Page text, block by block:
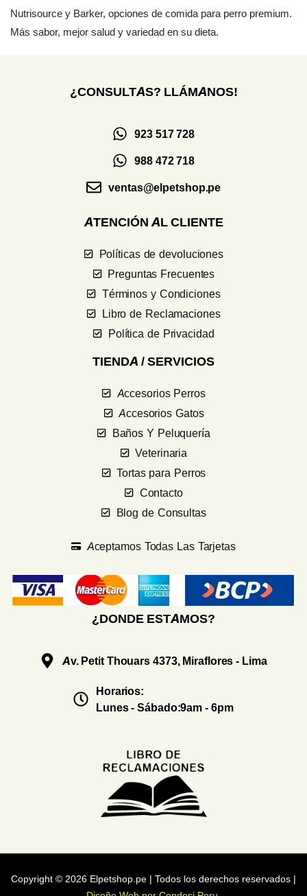
Nutrisource y Barker, opciones de comida para perro premium.
Más sabor, mejor salud y variedad en su dieta.
¿CONSULTAS? LLÁMANOS!
923 517 728
988 472 718
ventas@elpetshop.pe
ATENCIÓN AL CLIENTE
Políticas de devoluciones
Preguntas Frecuentes
Términos y Condiciones
Libro de Reclamaciones
Política de Privacidad
TIENDA / SERVICIOS
Accesorios Perros
Accesorios Gatos
Baños Y Peluquería
Veterinaria
Tortas para Perros
Contacto
Blog de Consultas
Aceptamos Todas Las Tarjetas
¿DONDE ESTAMOS?
Av. Petit Thouars 4373, Miraflores - Lima
Horarios:
Lunes - Sábado:9am - 6pm
Copyright © 2026 Elpetshop.pe | Todos los derechos reservados |